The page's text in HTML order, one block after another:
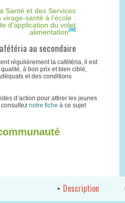
Santé et des Services
santé à l’école :
d’application du volet
alimentation[68]
au secondaire
régulièrement la cafétéria, il est
à bon prix et bien ciblé,
et des conditions
d’action pour attirer les jeunes
notre fiche à ce sujet
Description